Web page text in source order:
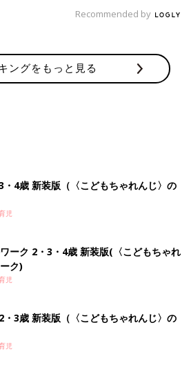
Recommended by
ングをもっと見る
・4歳 新装版（〈こどもちゃれんじ〉の
児
ーク 2・3・4歳 新装版(〈こどもちゃれ
ク)
児
・3歳 新装版（〈こどもちゃれんじ〉の
児